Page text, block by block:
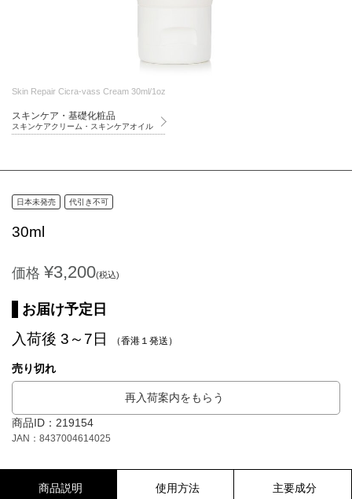
Skin Repair Cicra-vass Cream 30ml/1oz
スキンケア・基礎化粧品
スキンケアクリーム・スキンケアオイル
日本未発売 代引き不可
30ml
価格 ¥3,200(税込)
お届け予定日
入荷後 3～7日 （香港１発送）
売り切れ
再入荷案内をもらう
商品ID：219154
JAN：8437004614025
商品説明 使用方法 主要成分